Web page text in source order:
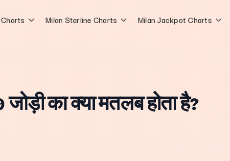
Milan Starline Charts Milan Jackpot Charts
का क्या मतलब होता है?